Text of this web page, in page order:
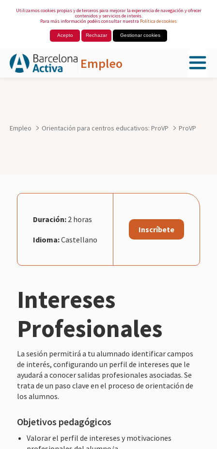
Utilizamos cookies propias y de terceros para mejorar la experiencia de navegación y ofrecer
contenidos y servicios de interés.
Para más información podéis consultar nuestra Política de cookies
Acepto Rechazar Gestionar cookies
Empleo
Empleo Orientación para centros educativos: ProVP ProVP
Duración: 2 horas
Idioma:Castellano
Inscríbete
Intereses
Profesionales
La sesión permitirá a tu alumnado identificar campos
de interés, configurando un perfil de intereses que le
ayudará a conocer salidas profesionales asociadas. Se
trata de un paso clave en el proceso de orientación de
los alumnos.
Objetivos pedagógicos
Valorar el perfil de intereses y motivaciones